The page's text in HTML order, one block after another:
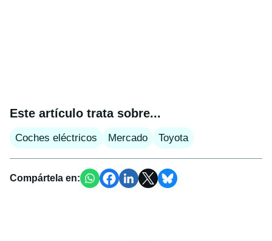
Este artículo trata sobre...
Coches eléctricos Mercado Toyota
Compártela en: